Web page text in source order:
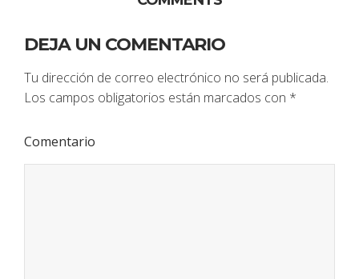
DEJA UN COMENTARIO
Tu dirección de correo electrónico no será publicada.
Los campos obligatorios están marcados con *
Comentario